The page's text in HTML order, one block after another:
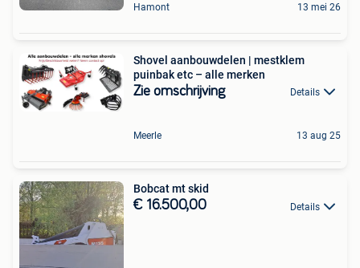
Hamont 13 mei 26
Shovel aanbouwdelen | mestklem
puinbak etc – alle merken
Zie omschrijving Details
Meerle 13 aug 25
Bobcat mt skid
€ 16.500,00 Details